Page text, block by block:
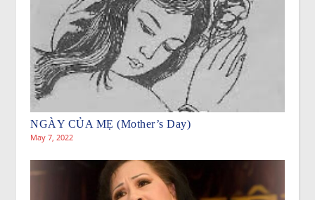
NGÀY CỦA MẸ (Mother’s Day)
May 7, 2022